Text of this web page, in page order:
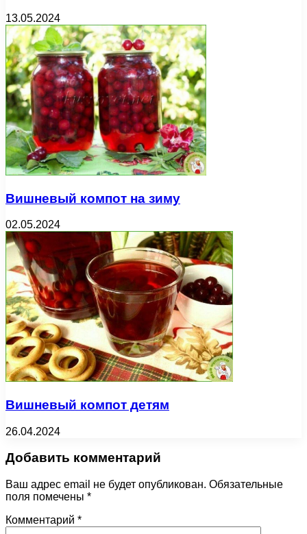
13.05.2024
Вишневый компот на зиму
02.05.2024
Вишневый компот детям
26.04.2024
Добавить комментарий
Ваш адрес email не будет опубликован. Обязательные
поля помечены *
Комментарий *